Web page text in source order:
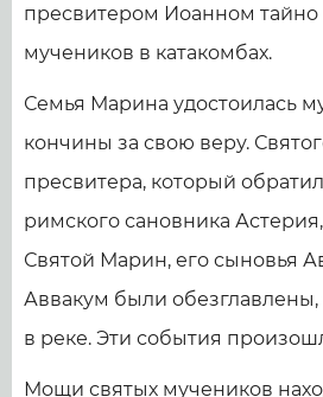
пресвитером Иоанном тайно
мучеников в катакомбах.
Семья Марина удостоилась
кончины за свою веру.
пресвитера, который
римского сановника
Святой Марин, его сыновья
Аввакум были
в реке. Эти события
Мощи святых мучеников